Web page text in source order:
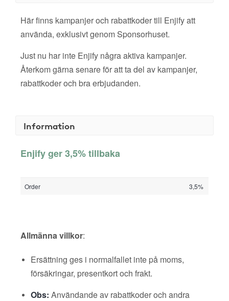
Här finns kampanjer och rabattkoder till Enjify att
använda, exklusivt genom Sponsorhuset.
Just nu har inte Enjify några aktiva kampanjer.
Återkom gärna senare för att ta del av kampanjer,
rabattkoder och bra erbjudanden.
Information
Enjify ger 3,5% tillbaka
Order 3,5%
Allmänna villkor:
Ersättning ges i normalfallet inte på moms,
försäkringar, presentkort och frakt.
Obs: Användande av rabattkoder och andra